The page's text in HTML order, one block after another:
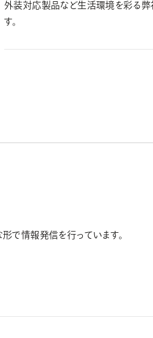
外装対応製品など生活環境を彩る弊
す。
で情報発信を行っています。